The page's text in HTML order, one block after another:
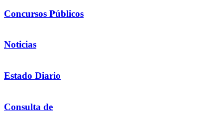
Concursos Públicos
Noticias
Estado Diario
Consulta de